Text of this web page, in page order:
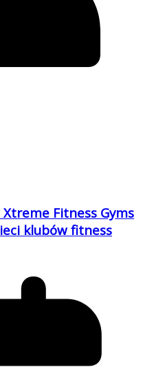
Fitness Gyms
klubów fitness